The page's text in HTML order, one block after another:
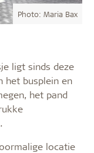
Photo: Maria Bax
ligt sinds deze
het busplein en
het pand
locatie